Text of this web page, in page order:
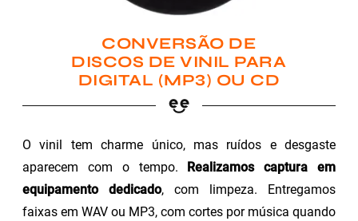
CONVERSÃO DE
DISCOS DE VINIL PARA
DIGITAL (MP3) OU CD
O vinil tem charme único, mas ruídos e desgaste
aparecem com o tempo.
Realizamos captura em
equipamento dedicado, com limpeza. Entregamos
faixas em WAV ou MP3, com cortes por música quando